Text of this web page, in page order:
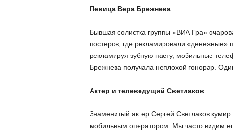
Певица Вера Брежнева
Бывшая солистка группы «ВИА Гра»
постеров, где рекламировали «денежные»
рекламируя зубную пасту, мобильные
Брежнева получала неплохой гонорар.
Актер и телеведущий Светлаков
Знаменитый актер Сергей Светлаков
мобильным оператором. Мы часто видим